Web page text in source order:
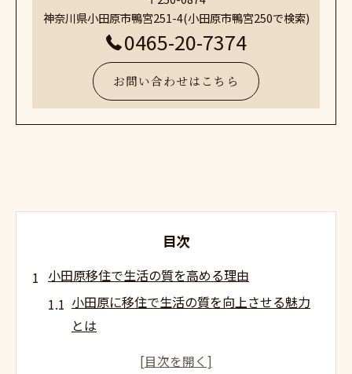
神奈川県小田原市鴨宮251-4(小田原市鴨宮250で検索)
0465-20-7374
お問い合わせはこちら
目次
小田原移住で生活の質を高める理由
小田原に移住で生活の質を向上させる魅力
とは
東京通勤を叶える小田原移住の利点を解説